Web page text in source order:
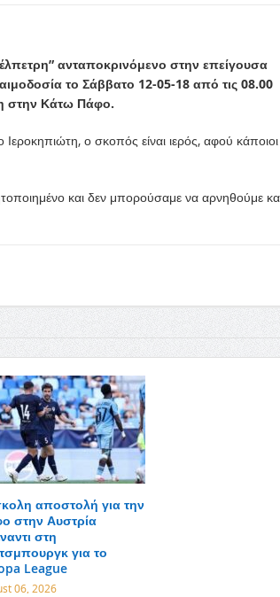
ανταποκρινόμενο στην επείγουσα
το Σάββατο 12-05-18 από τις 08.00
στην Κάτω Πάφο.
ο σκοπός είναι ιερός, αφού κάποιοι
και δεν μπορούσαμε να αρνηθούμε
αποστολή για την
στην Αυστρία
στη
για το
League
06, 2026